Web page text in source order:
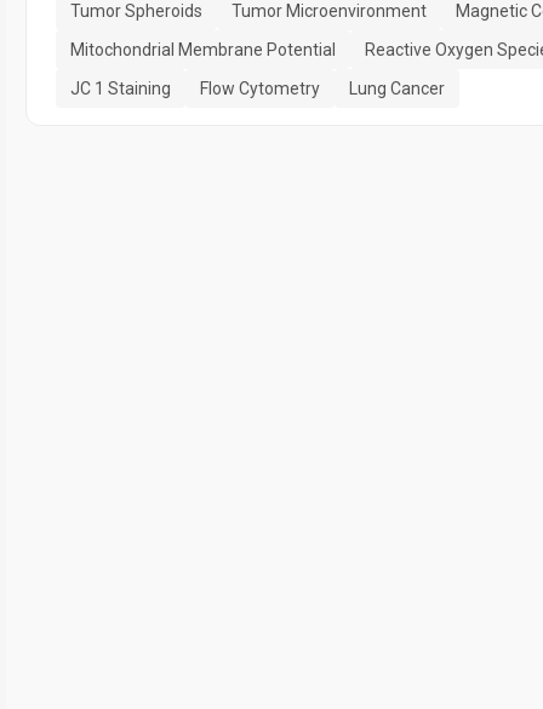
Tumor Spheroids
Tumor Microenvironment
Magnetic
Mitochondrial Membrane Potential
Reactive Oxygen
JC 1 Staining
Flow Cytometry Lung Cancer